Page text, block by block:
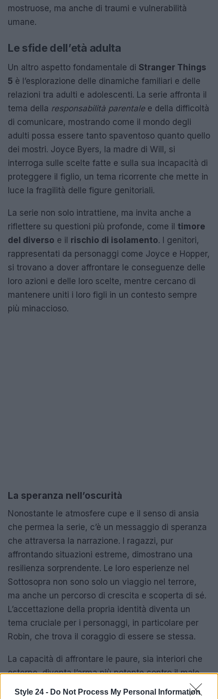
Style 24 - Do Not Process My Personal Information
mostruose, ma anche di traumi e vulnerabilità
umane.
Le sfide dell’età adulta
Un altro aspetto fondamentale di Stranger Things
5 è l’esplorazione delle dinamiche familiari e delle
relazioni tra adulti e adolescenti. La serie affronta il
tema della responsabilità parentalee della difficoltà
di comunicare, mostrando come il mondo degli
adulti possa essere tanto spaventoso quanto quello
dei mostri. Joyce Byers, la madre di Will, si
interroga sulle scelte fatte e sulla sua incapacità di
proteggere il figlio, un tema ricorrente che mette in
luce la fragilità delle figure genitoriali.
La serie non solo intrattiene, ma invita anche a
riflettere su questioni più profonde, come il timore
del diverso e il rischio di isolamento. I genitori,
rappresentati da personaggi come Joyce e Hopper,
si trovano a dover affrontare le conseguenze delle
loro azioni e delle loro scelte, mentre cercano di
mantenere uniti i loro figli in un contesto sempre
più minaccioso.
La speranza nell’oscurità
Nonostante le atmosfere cupe e il senso di ansia
che permea la serie, c’è un messaggio di speranza
che attraversa la narrazione. I ragazzi, pur
affrontando situazioni estreme, dimostrano una
resilienza sorprendente. Le loro esperienze nel
Sottosopra non sono solo un viaggio nel terrore,
ma anche un percorso di crescita e scoperta di sé.
L’accettazione della propria identità diventa un
tema cruciale per i personaggi, in particolare per
Robin, che trova il coraggio di essere se stessa.
La capacità di affrontare le paure, sia interiori che
esterne, diventa l’arma più potente contro il male,
mostrando come la connessione tra i personaggi e